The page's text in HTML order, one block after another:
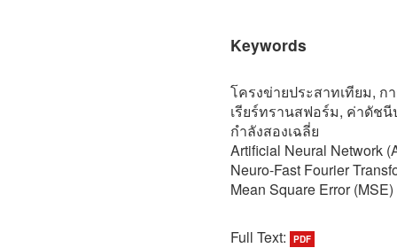
Keywords
โครงข่ายประสาทเทียม, ก
เรียร์ทรานสฟอร์ม, ค่าดัช
กำลังสองเฉลี่ย
Artificial Neural Network
Neuro-Fast Fourier
Mean Square Error (MSE)
Full Text: PDF